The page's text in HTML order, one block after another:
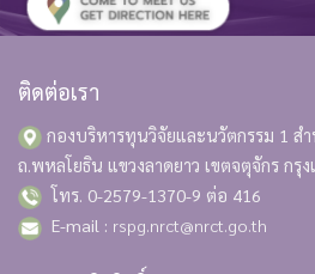
ติดต่อเรา
กองบริหารทุนวิจัยและนวัตกรรม 1 ส
ถ.พหลโยธิน แขวงลาดยาว เขตจตุจักร กรุ
โทร. 0-2579-1370-9 ต่อ 416
E-mail : rspg.nrct@nrct.go.th